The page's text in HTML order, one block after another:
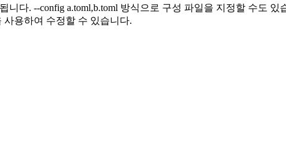
니다. --config a.toml,b.toml 방식으로 구성 파일을 지정할 수도
사용하여 수정할 수 있습니다.